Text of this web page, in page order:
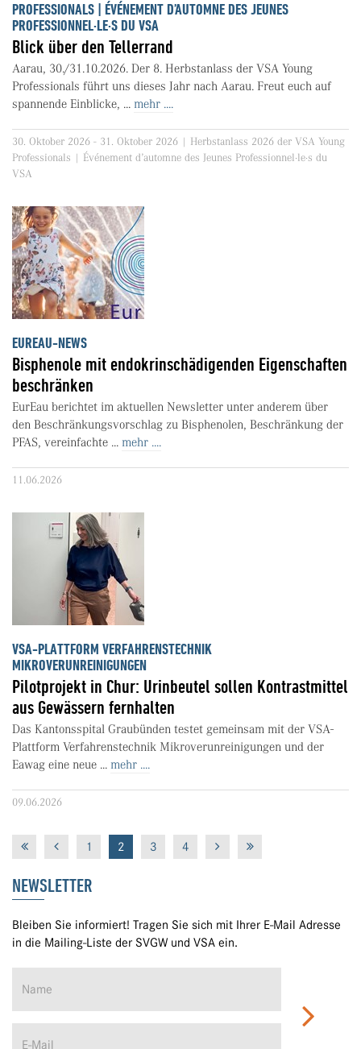
PROFESSIONALS | ÉVÉNEMENT D’AUTOMNE DES JEUNES
PROFESSIONNEL·LE·S DU VSA
Blick über den Tellerrand
Aarau, 30./31.10.2026. Der 8. Herbstanlass der VSA Young
Professionals führt uns dieses Jahr nach Aarau. Freut euch auf
spannende Einblicke, ... mehr ....
30. Oktober 2026 - 31. Oktober 2026 | Herbstanlass 2026 der VSA Young
Professionals | Événement d’automne des Jeunes Professionnel·le·s du
VSA
EUREAU-NEWS
Bisphenole mit endokrinschädigenden Eigenschaften
beschränken
EurEau berichtet im aktuellen Newsletter unter anderem über
den Beschränkungsvorschlag zu Bisphenolen, Beschränkung der
PFAS, vereinfachte ... mehr ....
11.06.2026
VSA-PLATTFORM VERFAHRENSTECHNIK
MIKROVERUNREINIGUNGEN
Pilotprojekt in Chur: Urinbeutel sollen Kontrastmittel
aus Gewässern fernhalten
Das Kantonsspital Graubünden testet gemeinsam mit der VSA-
Plattform Verfahrenstechnik Mikroverunreinigungen und der
Eawag eine neue ... mehr ....
09.06.2026
1 2 3 4
NEWSLETTER
Bleiben Sie informiert! Tragen Sie sich mit Ihrer E-Mail Adresse
in die Mailing-Liste der SVGW und VSA ein.